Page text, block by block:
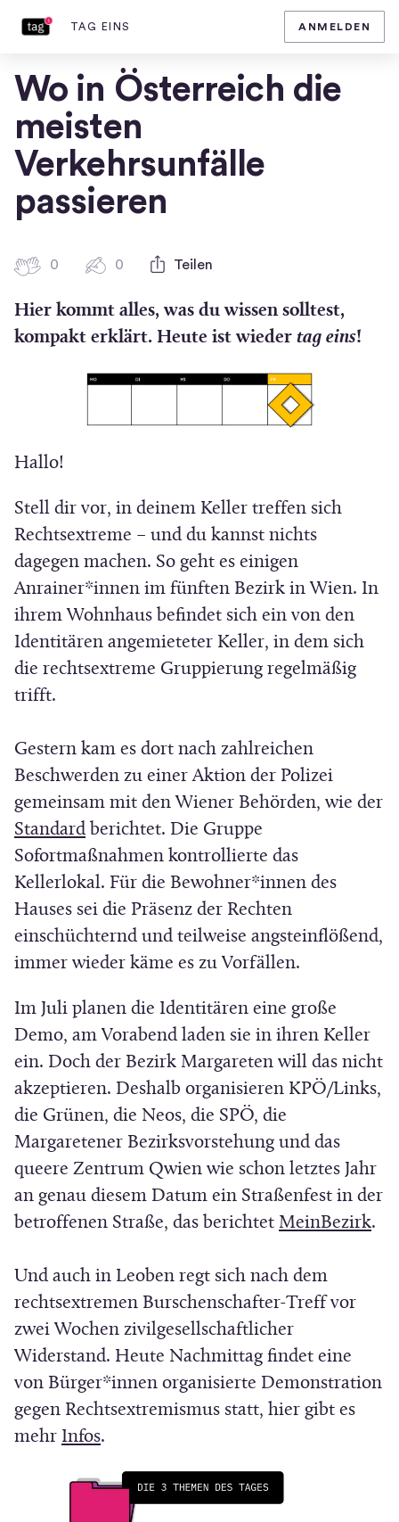
Homepage
tag
eins
TAG EINS ANMELDEN
Wo in Österreich die
meisten
Verkehrsunfälle
passieren
0
i
g
e
0 0
0
o
m
e
a
Teilen
Hier kommt alles, was du wissen solltest,
kompakt erklärt. Heute ist wieder tag eins!
Hallo!
Stell dir vor, in deinem Keller treffen sich
Rechtsextreme – und du kannst nichts
dagegen machen. So geht es einigen
Anrainer*innen im fünften Bezirk in Wien. In
ihrem Wohnhaus befindet sich ein von den
Identitären angemieteter Keller, in dem sich
die rechtsextreme Gruppierung regelmäßig
trifft.
Gestern kam es dort nach zahlreichen
Beschwerden zu einer Aktion der Polizei
gemeinsam mit den Wiener Behörden, wie der
Standard
Ö
f
f
n
e
i
n
n
e
u
e
m
F
e
s
t
e
r
)
berichtet. Die Gruppe
Sofortmaßnahmen kontrollierte das
Kellerlokal. Für die Bewohner*innen des
Hauses sei die Präsenz der Rechten
einschüchternd und teilweise angsteinflößend,
immer wieder käme es zu Vorfällen.
Im Juli planen die Identitären eine große
Demo, am Vorabend laden sie in ihren Keller
ein. Doch der Bezirk Margareten will das nicht
akzeptieren. Deshalb organisieren KPÖ/Links,
die Grünen, die Neos, die SPÖ, die
Margaretener Bezirksvorstehung und das
queere Zentrum Qwien wie schon letztes Jahr
an genau diesem Datum ein Straßenfest in der
betroffenen Straße, das berichtet MeinBezirk(
t
.
Und auch in Leoben regt sich nach dem
rechtsextremen Burschenschafter-Treff vor
zwei Wochen zivilgesellschaftlicher
Widerstand. Heute Nachmittag findet eine
von Bürger*innen organisierte Demonstration
gegen Rechtsextremismus statt, hier gibt es
mehr Infos(
f
.